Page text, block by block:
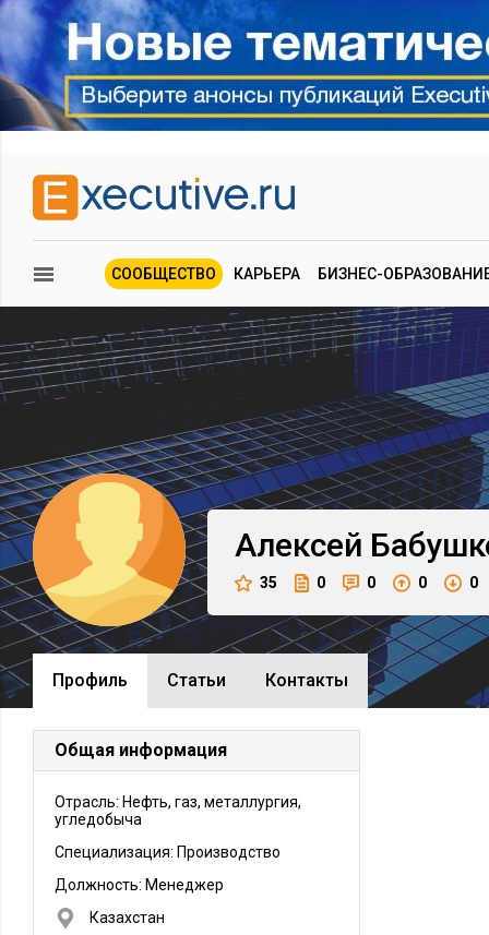
СООБЩЕСТВО КАРЬЕРА БИЗНЕС-
Алексей
35 0 0 0 0
Профиль Cтатьи Контакты
Общая информация
Отрасль: Нефть, газ, металлургия,
угледобыча
Специализация: Производство
Должность: Менеджер
Казахстан